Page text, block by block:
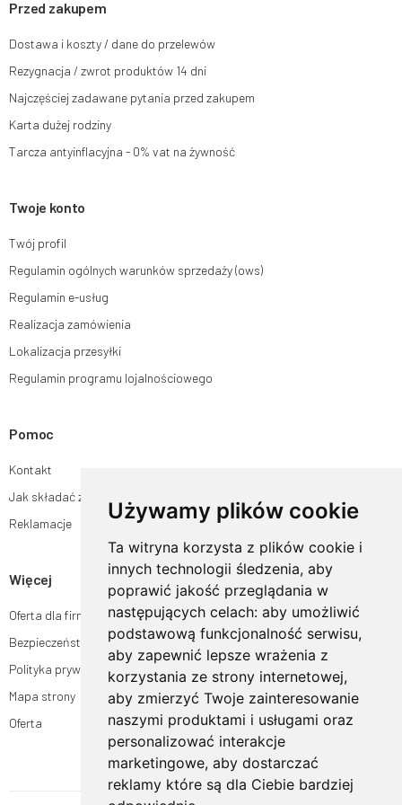
Używamy plików cookie
Ta witryna korzysta z plików cookie i
innych technologii śledzenia, aby
poprawić jakość przeglądania w
następujących celach: aby umożliwić
podstawową funkcjonalność serwisu,
aby zapewnić lepsze wrażenia z
korzystania ze strony internetowej,
aby zmierzyć Twoje zainteresowanie
naszymi produktami i usługami oraz
personalizować interakcje
marketingowe, aby dostarczać
reklamy które są dla Ciebie bardziej
dokonano na podstawie zgody przed jej cofnięciem. W tym celu możesz
e-mail lub pisemnie na adres siedziby.
Więcej informacji:www.mouton.pl/ODO
Przed zakupem
Dostawa i koszty / dane do przelewów
Rezygnacja / zwrot produktów 14 dni
Najczęściej zadawane pytania przed zakupem
Karta dużej rodziny
Tarcza antyinflacyjna - 0% vat na żywność
Twoje konto
Twój profil
Regulamin ogólnych warunków sprzedaży (ows)
Regulamin e-usług
Realizacja zamówienia
Lokalizacja przesyłki
Regulamin programu lojalnościowego
Pomoc
Kontakt
Jak składać zamówienia w sklepie ogrodyhildegardy.pl?
Reklamacje
Więcej
Oferta dla firm
Bezpieczeństwo płatności
Polityka prywatności
Mapa strony
Oferta